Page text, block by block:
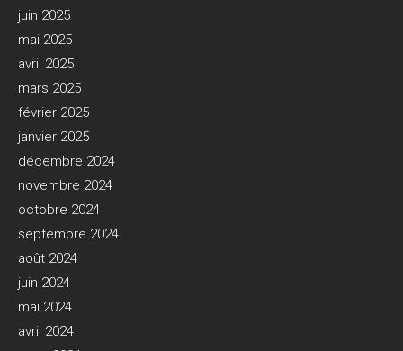
juin 2025
mai 2025
avril 2025
mars 2025
février 2025
janvier 2025
décembre 2024
novembre 2024
octobre 2024
septembre 2024
août 2024
juin 2024
mai 2024
avril 2024